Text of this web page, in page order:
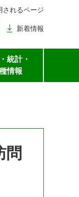
されるページ
新着情報
統計・
情報
問